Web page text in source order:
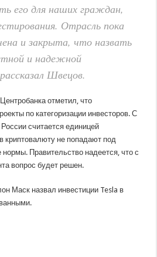
его для наших граждан,
Отрасль пока
и закрыта, что назвать
и надежной
Швецов.
отметил, что
по категоризации инвесторов. С
считается единицей
криптовалюту не попадают под
Правительство надеется, что с
вопрос будет решен.
Маск назвал инвестиции Tesla в